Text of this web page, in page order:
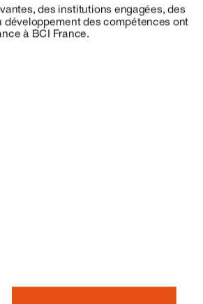
des institutions engagées, des
développement des compétences ont
à BCI France.